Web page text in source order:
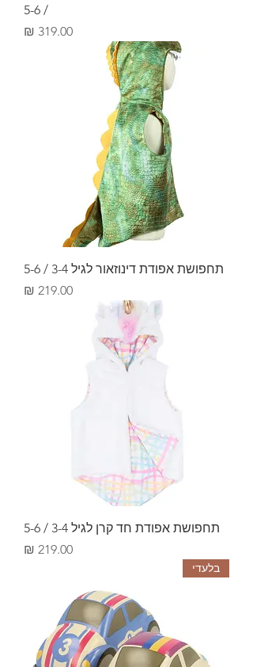
/ 5-6
מחיר
תחפושת אפודת דינוזאור לגיל 3-4 / 5-6
מחיר
תחפושת אפודת חד קרן לגיל 3-4 / 5-6
מחיר
בלעדי